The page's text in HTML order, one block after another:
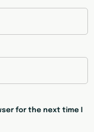
for the next time I